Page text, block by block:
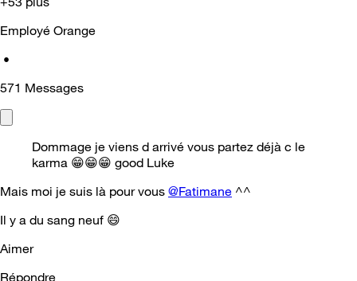
Employé Orange
•
571 Messages
Dommage je viens d arrivé vous partez déjà c le
karma 😁😁😁 good Luke
Mais moi je suis là pour vous @Fatimane ^^
Il y a du sang neuf 😄
Aimer
Répondre